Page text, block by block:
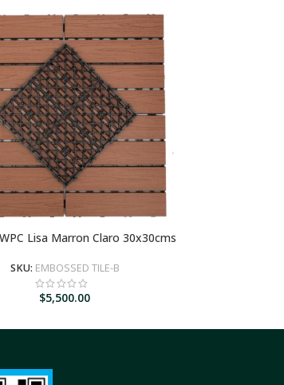
AGREGAR AL CARRITO
Lisa Marron Claro 30x30cms
SKU: EMBOSSED TILE-B
$5,500.00